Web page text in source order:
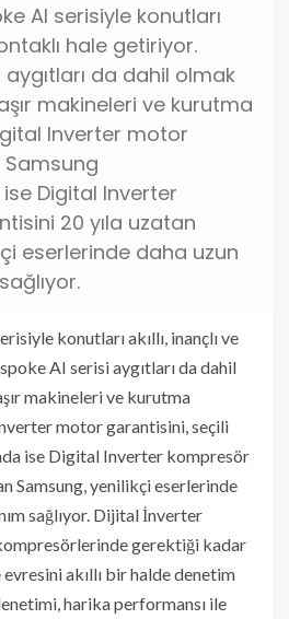
AI serisiyle konutları
hale getiriyor.
da dahil olmak
makineleri ve kurutma
Inverter motor
Digital Inverter
20 yıla uzatan
eserlerinde daha uzun
konutları akıllı, inançlı ve
AI serisi aygıtları da dahil
makineleri ve kurutma
motor garantisini, seçili
ise Digital Inverter kompresör
Samsung, yenilikçi eserlerinde
sağlıyor. Dijital İnverter
gerektiği kadar
akıllı bir halde denetim
harika performansı ile